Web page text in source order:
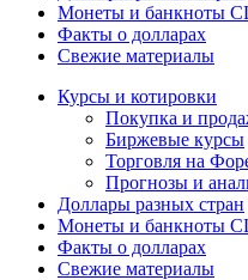
Монеты и банкноты
Факты о долларах
Свежие материалы
Курсы и котировки
Покупка и
Биржевые курсы
Торговля на
Прогнозы и
Доллары разных стран
Монеты и банкноты
Факты о долларах
Свежие материалы